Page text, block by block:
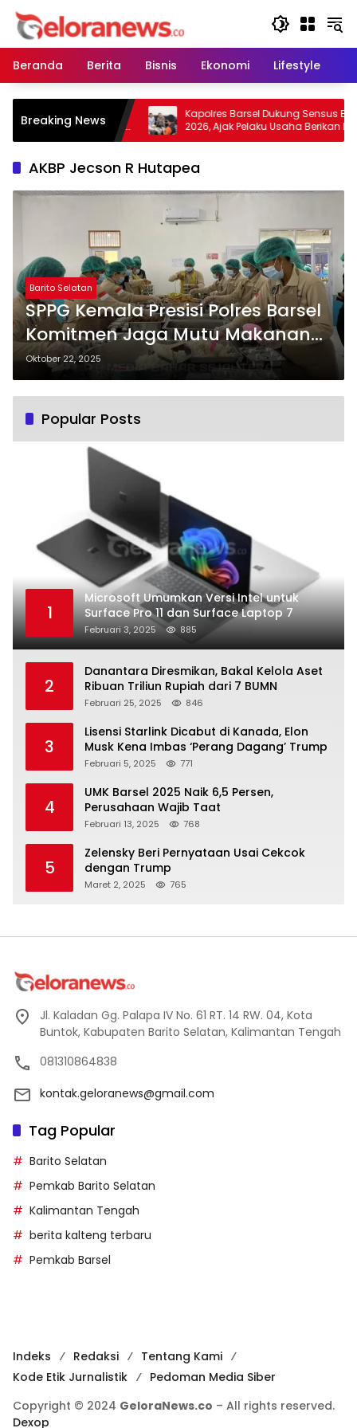
Langsung
konten
Beranda
Berita Bisnis Ekonomi Lifestyle
Breaking News
Warga Tidak
Lahan, Wujudkan
Kabut Asap
Kapolres Barsel Dukung Sensus
2026, Ajak Pelaku Usaha Berikan Data
yang Jujur
AKBP Jecson R Hutapea
Barito Selatan
SPPG Kemala Presisi Polres Barsel
Komitmen Jaga Mutu Makanan
Melalui Proses Food Safety
Oktober 22, 2025
Popular Posts
1
Microsoft Umumkan Versi Intel untuk
Surface Pro 11 dan Surface Laptop 7
Februari 3, 2025 885
2
Danantara Diresmikan, Bakal Kelola Aset
Ribuan Triliun Rupiah dari 7 BUMN
Februari 25, 2025 846
3
Lisensi Starlink Dicabut di Kanada, Elon
Musk Kena Imbas ‘Perang Dagang’ Trump
Februari 5, 2025 771
4
UMK Barsel 2025 Naik 6,5 Persen,
Perusahaan Wajib Taat
Februari 13, 2025 768
5
Zelensky Beri Pernyataan Usai Cekcok
dengan Trump
Maret 2, 2025 765
Jl. Kaladan Gg. Palapa IV No. 61 RT. 14 RW. 04, Kota
Buntok, Kabupaten Barito Selatan, Kalimantan Tengah
081310864838
kontak.geloranews@gmail.com
Tag Popular
Barito Selatan
Pemkab Barito Selatan
Kalimantan Tengah
berita kalteng terbaru
Pemkab Barsel
Indeks Redaksi
Tentang Kami
Kode Etik Jurnalistik
Pedoman Media Siber
Copyright © 2024 GeloraNews.co – All rights reserved.
Dexop